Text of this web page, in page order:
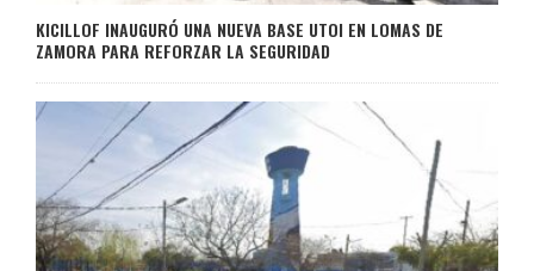
KICILLOF INAUGURÓ UNA NUEVA BASE UTOI EN LOMAS DE
ZAMORA PARA REFORZAR LA SEGURIDAD